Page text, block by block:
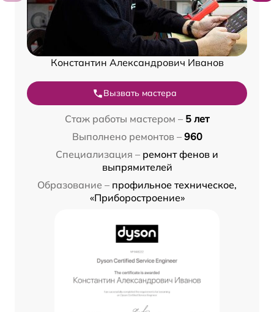
Константин Александрович Иванов
Вызвать мастера
Стаж работы мастером – 5 лет
Выполнено ремонтов – 960
Специализация – ремонт фенов и
выпрямителей
Образование – профильное техническое,
«Приборостроение»